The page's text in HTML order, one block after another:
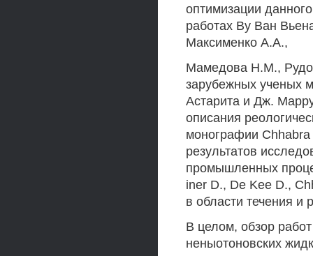
оптимизации
работах By Ван
Максименко А.А.,
Мамедова Н.М.,
зарубежных ученых
Астарита и Дж.
описания
монографии
результатов
промышленных
iner D., De Kee D.,
в области течения и
В целом, обзор
неныотоновских